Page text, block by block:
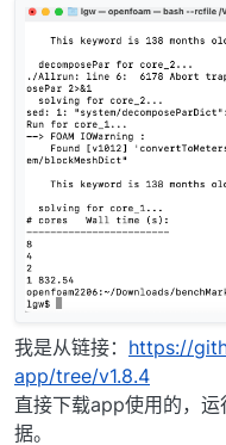
我是从链接： https://
app/tree/v1.8.4
直接下载app使用的，
据。